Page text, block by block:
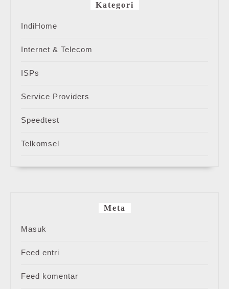
Kategori
IndiHome
Internet & Telecom
ISPs
Service Providers
Speedtest
Telkomsel
Meta
Masuk
Feed entri
Feed komentar